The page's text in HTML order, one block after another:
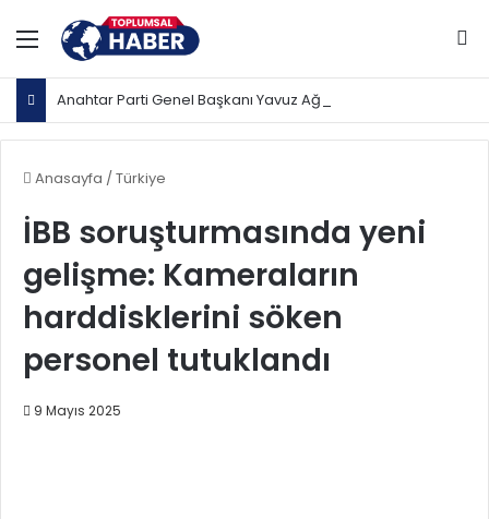
Menü
Anasayfa / Türkiye
İBB soruşturmasında yeni
gelişme: Kameraların
harddisklerini söken
personel tutuklandı
9 Mayıs 2025